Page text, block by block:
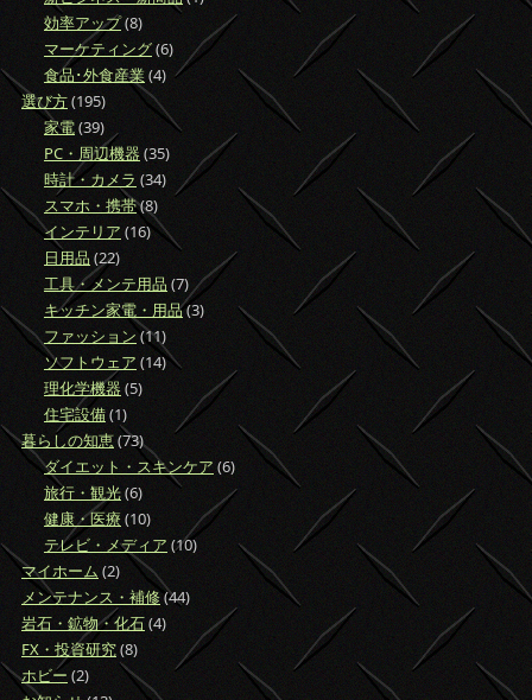
効率アップ(8)
マーケティング(6)
食品･外食産業(4)
選び方(195)
家電(39)
PC・周辺機器(35)
時計・カメラ (34)
スマホ・携帯(8)
インテリア (16)
日用品 (22)
工具・メンテ用品 (7)
キッチン家電・用品(3)
ファッション(11)
ソフトウェア (14)
理化学機器(5)
住宅設備(1)
暮らしの知恵(73)
ダイエット・スキンケア (6)
旅行・観光(6)
健康・医療(10)
テレビ・メディア (10)
マイホーム (2)
メンテナンス・補修(44)
岩石・鉱物・化石(4)
FX・投資研究(8)
ホビー (2)